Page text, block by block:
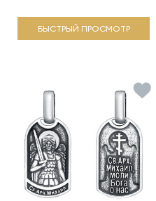
БЫСТРЫЙ ПРОСМОТР